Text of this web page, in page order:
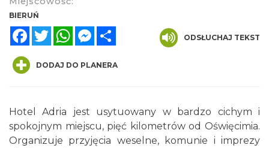
BIERUŃ
FacebookTwitterWhatsAppMessenger
ODSŁUCHAJ TEKST
DODAJ DO PLANERA
Hotel Adria jest usytuowany w bardzo cichym i
spokojnym miejscu, pięć kilometrów od Oświęcimia.
Organizuje przyjęcia weselne, komunie i imprezy